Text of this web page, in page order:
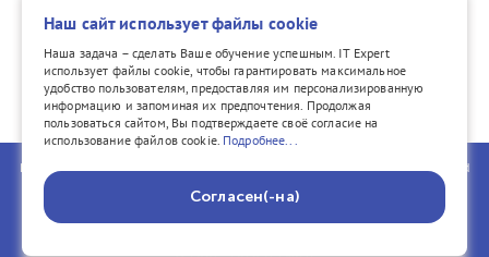
vk.com/itexpertvk/
PeopleCert, ITIL®, PRINCE2®, PRINCE2 Agile®, and the Swirl logo are registered
trademarks of PeopleCert International Ltd. All rights reserved. COBIT® is a
registered trademark of ISACA® registered in the United States and other
countries. All rights reserved.
© 2002–2026 IT Expert
Наш сайт использует файлы cookie
Наша задача – сделать Ваше обучение успешным. IT Expert
использует файлы cookie, чтобы гарантировать максимальное
удобство пользователям, предоставляя им персонализированную
информацию и запоминая их предпочтения. Продолжая
пользоваться сайтом, Вы подтверждаете своё согласие на
использование файлов cookie. Подробнее...
Согласен(-на)